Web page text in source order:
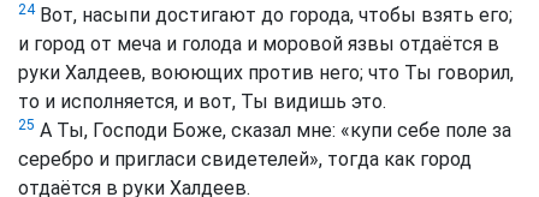
24Вот, насыпи достигают до города, чтобы взять его;
и город от меча и голода и моровой язвы отдаётся в
руки Халдеев, воюющих против него; что Ты говорил,
то и исполняется, и вот, Ты видишь это.
25 А Ты, Господи Боже, сказал мне: «купи себе поле за
серебро и пригласи свидетелей», тогда как город
отдаётся в руки Халдеев.